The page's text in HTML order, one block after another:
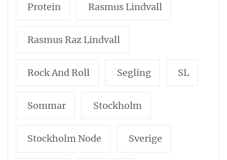
Protein Rasmus Lindvall
Rasmus Raz Lindvall
Rock And Roll Segling SL
Sommar Stockholm
Stockholm Node Sverige